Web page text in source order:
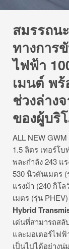
สมรรถน
ทางการ
ไฟฟ้า
เมนต์ พ
ช่วงล่าง
ของผู้บริ
ALL NEW
1.5 ลิตร เทอร์โ
พละกำลัง 243 แ
530 นิวตันเมตร
แรงม้า (240 กิโ
เมตร (รุ่น
Hybrid
เด่นที่สามารถสลั
และมอเตอร์ไฟ
เป็นไปได้อย่าง